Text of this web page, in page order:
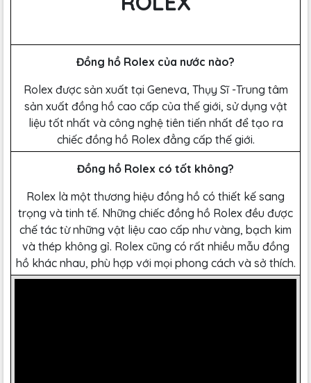
Đồng hồ Rolex của nước nào?
Rolex được sản xuất tại Geneva, Thụy Sĩ -Trung tâm
sản xuất đồng hồ cao cấp của thế giới, sử dụng vật
liệu tốt nhất và công nghệ tiên tiến nhất để tạo ra
chiếc đồng hồ Rolex đẳng cấp thế giới.
Đồng hồ Rolex có tốt không?
Rolex là một thương hiệu đồng hồ có thiết kế sang
trọng và tinh tế. Những chiếc đồng hồ Rolex đều được
chế tác từ những vật liệu cao cấp như vàng, bạch kim
và thép không gỉ. Rolex cũng có rất nhiều mẫu đồng
hồ khác nhau, phù hợp với mọi phong cách và sở thích.